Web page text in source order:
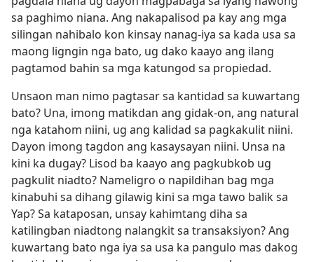
sa paghimo niana. Ang nakapalisod pa kay ang mga
silingan nahibalo kon kinsay nanag-iya sa kada usa sa
maong ligngin nga bato, ug dako kaayo ang ilang
pagtamod bahin sa mga katungod sa propiedad.
Unsaon man nimo pagtasar sa kantidad sa kuwartang
bato? Una, imong matikdan ang gidak-on, ang natural
nga katahom niini, ug ang kalidad sa pagkakulit niini.
Dayon imong tagdon ang kasaysayan niini. Unsa na
kini ka dugay? Lisod ba kaayo ang pagkubkob ug
pagkulit niadto? Nameligro o napildihan bag mga
kinabuhi sa dihang gilawig kini sa mga tawo balik sa
Yap? Sa kataposan, unsay kahimtang diha sa
katilingban niadtong nalangkit sa transaksiyon? Ang
kuwartang bato nga iya sa usa ka pangulo mas dakog